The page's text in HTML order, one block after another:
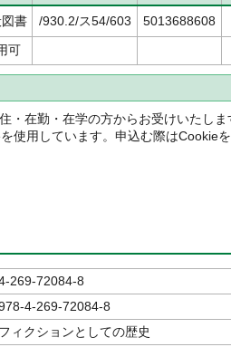
書 /930.2/ス54/603
5013688608
可
・在勤・在学の方からお受けいたしま
使用しています。申込む際はCookie
269-72084-8
4-269-72084-8
フィクションとしての歴史